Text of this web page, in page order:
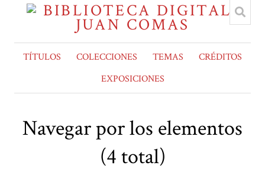
TÍTULOS COLECCIONES TEMAS
CRÉDITOS
EXPOSICIONES
Navegar por los elementos
(4 total)